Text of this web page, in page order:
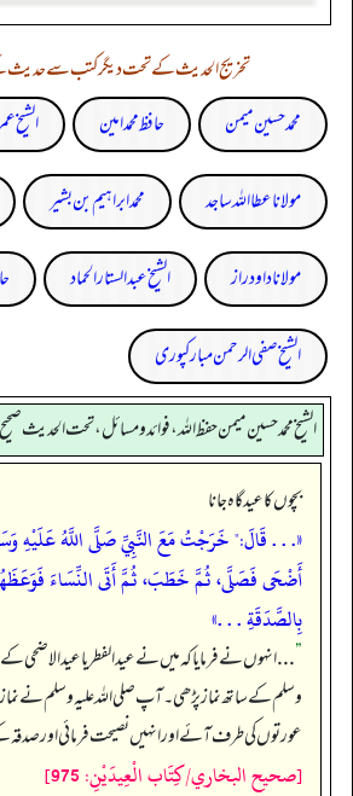
تخریج الحدیث کے تحت دیگر کتب سے حدیث
محمد حسین میمن
حافظ محمد امین الشیخ
مولانا عطا اللہ ساجد محمد ابراہیم بن بشیر
مولانا داود راز الشیخ عبدالستار الحماد
الشیخ صفی الرحمن مبارکپوری
الشيخ محمد حسين ميمن حفظ الله، فوائد و مسائل، تحت الحديث صحيح
بچوں کا عیدگاہ جانا
«. . . قَالَ:" خَرَجْتُ مَعَ النَّبِيِّ صَلَّى اللَّهُ عَلَيْهِ
أَضْحَى فَصَلَّى، ثُمَّ خَطَبَ، ثُمَّ أَتَى النِّسَاءَ
بِالصَّدَقَةِ . . .»
”. . . انہوں نے فرمایا کہ میں نے عیدالفطر یا عید الاضحی
وسلم کے ساتھ نماز پڑھی۔ آپ صلی اللہ علیہ وسلم نے
عورتوں کی طرف آئے اور انہیں نصیحت فرمائی اور صدقہ
[صحيح البخاري/كِتَاب الْعِيدَيْنِ: 975]